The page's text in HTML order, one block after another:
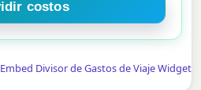
Embed Divisor de Gastos de Viaje Widget